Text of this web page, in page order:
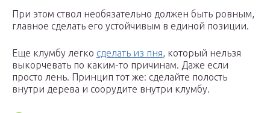
При этом ствол необязательно должен быть ровным,
главное сделать его устойчивым в единой позиции.
Еще клумбу легко сделать из пня, который нельзя
выкорчевать по каким-то причинам. Даже если
просто лень. Принцип тот же: сделайте полость
внутри дерева и соорудите внутри клумбу.